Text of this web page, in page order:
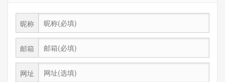
昵称
邮箱
网址